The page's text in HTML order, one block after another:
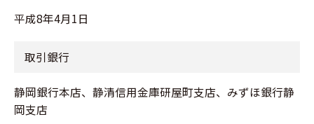
平成8年4月1日
取引銀行
静岡銀行本店、静清信用金庫研屋町支店、みずほ銀行静
岡支店